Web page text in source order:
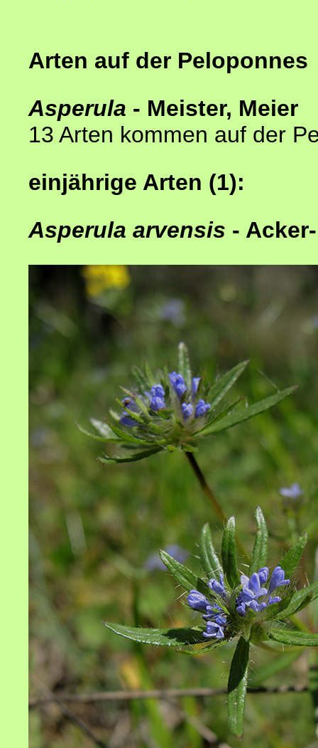
Arten auf der Peloponnes
Asperula - Meister, Meier
13 Arten kommen auf der
einjährige Arten (1):
Asperula arvensis -